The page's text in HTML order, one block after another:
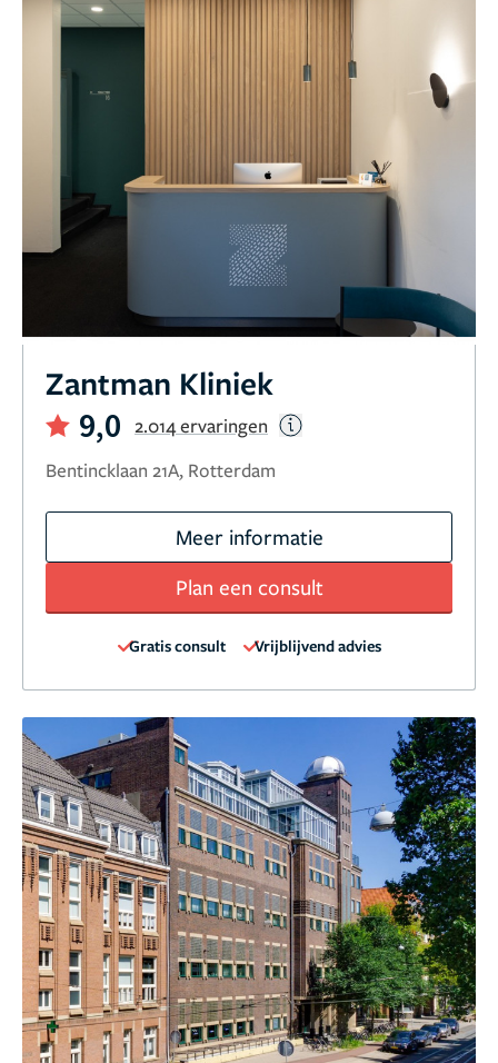
Zantman Kliniek
9,0 2.014 ervaringen
Bentincklaan 21A, Rotterdam
Meer informatie
Plan een consult
Gratis consult Vrijblijvend advies